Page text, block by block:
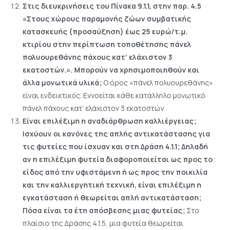
Στις διευκρινήσεις του Πίνακα 9.1.1, στην παρ. 4.5
«Στους χώρους παραμονής ζώων συμβατικής
κατασκευής (προσαύξηση) έως 25 ευρώ/τ.μ.
κτιρίου στην περίπτωση τοποθέτησης πάνελ
πολυουρεθάνης πάχους κατ’ ελάχιστον 3
εκατοστών.». Μπορούν να χρησιμοποιηθούν και
άλλα μονωτικά υλικά; Ο όρος «πάνελ πολυουρεθάνης»
είναι ενδεικτικός. Εννοείται κάθε κατάλληλο μονωτικό
πάνελ πάχους κατ’ ελάχιστον 3 εκατοστών.
Είναι επιλέξιμη η αναδιάρθρωση καλλιέργειας;
Ισχύουν οι κανόνες της απλής αντικατάστασης για
τις φυτείες που ίσχυαν και στη Δράση 4.1.1; Δηλαδή
αν η επιλέξιμη φυτεία διαφοροποιείται ως προς το
είδος από την υφιστάμενη ή ως προς την ποικιλία
και την καλλιεργητική τεχνική, είναι επιλέξιμη η
εγκατάσταση ή θεωρείται απλή αντικατάσταση;
Πόσα είναι τα έτη απόσβεσης μιας φυτείας; Στο
πλαίσιο της Δράσης 4.1.5, μια φυτεία θεωρείται